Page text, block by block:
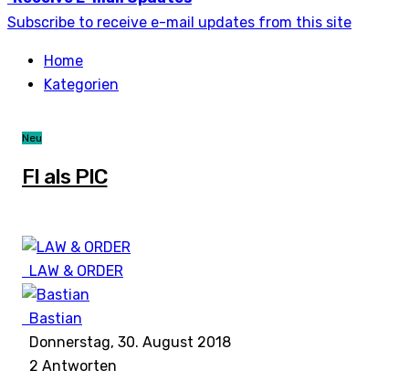
Subscribe to receive e-mail updates from this site
Home
Kategorien
Neu
FI als PIC
LAW & ORDER
Bastian
Donnerstag, 30. August 2018
2 Antworten